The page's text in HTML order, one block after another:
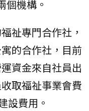
個機構。
祉專門合作社，
的合作社，目前
資金來自社員出
取福祉事業會費
設費用。